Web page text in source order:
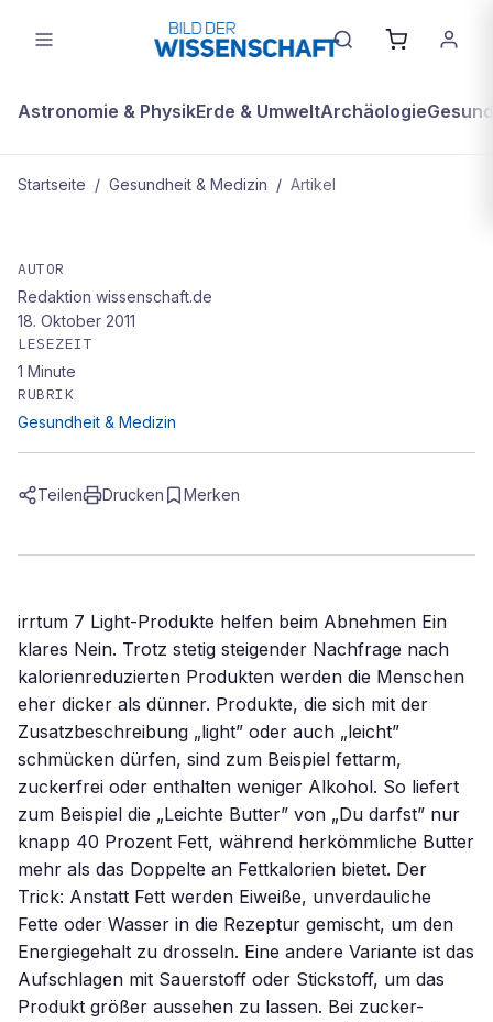
Astronomie & PhysikErde & UmweltArchäologie
Startseite / Gesundheit & Medizin / Artikel
irrtum 7
AUTOR
Redaktion wissenschaft.de
18. Oktober 2011
LESEZEIT
1 Minute
RUBRIK
Gesundheit & Medizin
Teilen Drucken Merken
irrtum 7 Light-Produkte helfen beim Abnehmen Ein
klares Nein. Trotz stetig steigender Nachfrage nach
kalorienreduzierten Produkten werden die Menschen
eher dicker als dünner. Produkte, die sich mit der
Zusatzbeschreibung „light” oder auch „leicht”
schmücken dürfen, sind zum Beispiel fettarm,
zuckerfrei oder enthalten weniger Alkohol. So liefert
zum Beispiel die „Leichte Butter” von „Du darfst” nur
knapp 40 Prozent Fett, während herkömmliche Butter
mehr als das Doppelte an Fettkalorien bietet. Der
Trick: Anstatt Fett werden Eiweiße, unverdauliche
Fette oder Wasser in die Rezeptur gemischt, um den
Energiegehalt zu drosseln. Eine andere Variante ist das
Aufschlagen mit Sauerstoff oder Stickstoff, um das
Produkt größer aussehen zu lassen. Bei zucker-